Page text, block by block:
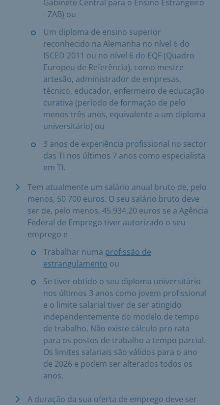
Gabinete Central para o Ensino Estrangeiro
- ZAB) ou
Um diploma de ensino superior
reconhecido na Alemanha no nível 6 do
ISCED 2011 ou no nível 6 do EQF (Quadro
Europeu de Referência), como mestre
artesão, administrador de empresas,
técnico, educador, enfermeiro de educação
curativa (período de formação de pelo
menos três anos, equivalente a um diploma
universitário) ou
3 anos de experiência profissional no sector
das TI nos últimos 7 anos como especialista
em TI.
Tem atualmente um salário anual bruto de, pelo
menos, 50 700 euros. O seu salário bruto deve
ser de, pelo menos, 45.934,20 euros se a Agência
Federal de Emprego tiver autorizado o seu
emprego e
Trabalhar numa profissão de
estrangulamento ou
Se tiver obtido o seu diploma universitário
nos últimos 3 anos como jovem profissional
e o limite salarial tiver de ser atingido
independentemente do modelo de tempo
de trabalho. Não existe cálculo pro rata
para os postos de trabalho a tempo parcial.
Os limites salariais são válidos para o ano
de 2026 e podem ser alterados todos os
anos.
A duração da sua oferta de emprego deve ser